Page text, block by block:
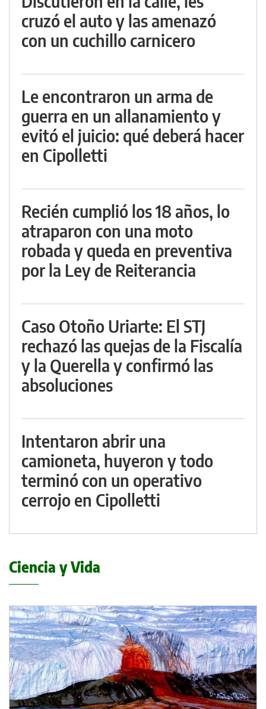
cruzó el auto y las amenazó
con un cuchillo carnicero
Le encontraron un arma de
guerra en un allanamiento y
evitó el juicio: qué deberá hacer
en Cipolletti
Recién cumplió los 18 años, lo
atraparon con una moto
robada y queda en preventiva
por la Ley de Reiterancia
Caso Otoño Uriarte: El STJ
rechazó las quejas de la Fiscalía
y la Querella y confirmó las
absoluciones
Intentaron abrir una
camioneta, huyeron y todo
terminó con un operativo
cerrojo en Cipolletti
Ciencia y Vida